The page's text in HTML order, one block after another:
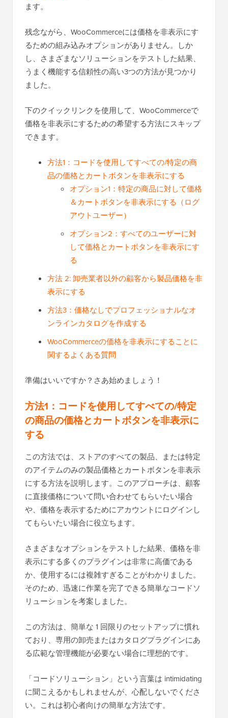
ます。
残念ながら、WooCommerceには価格を非表示にす
るための組み込みオプションがありません。しか
し、さまざまなソリューションをテストした結果、
うまく機能する信頼性の高い3つの方法が見つかり
ました。
下のクイックリンクを使用して、WooCommerceで
価格を非表示にするための希望する方法にスキップ
できます。
方法1：コードを使用してすべての/特定の商
品の価格とカートボタンを非表示にする
オプション1：特定の商品に対して価格
＆カートボタンを非表示にする（ログ
アウトユーザー）
オプション2：すべてのユーザーに対
して価格とカートボタンを非表示にす
る
方法 2: 卸売業者以外の顧客から製品価格を非
表示にする
方法3：価格なしでプロフェッショナルなオ
ンラインカタログを作成する
WooCommerceの価格を非表示にすることに
関するよくある質問
準備はいいですか？さあ始めましょう！
方法1：コードを使用してすべての/特定
の商品の価格とカートボタンを非表示に
する
この方法では、ストアのすべての製品、または特定
のアイテムのみの製品価格とカートボタンを非表示
にする方法を説明します。このアプローチは、顧客
に直接価格について問い合わせてもらいたい場合
や、価格を表示するためにアカウントにログインし
てもらいたい場合に役立ちます。
さまざまなオプションをテストした結果、価格を非
表示にする多くのプラグインは非常に高価である
か、使用するには複雑すぎることがわかりました。
そのため、迅速に作業を完了できる簡単なコードソ
リューションを考案しました。
この方法は、簡単な 1 回限りのセットアップに慣れ
ており、専用の卸売またはカタログプラグインにあ
る広範な管理機能が必要ない場合に理想的です。
「コードソリューション」という言葉は intimidating
に聞こえるかもしれませんが、心配しないでくださ
い。これは初心者向けの簡単な方法です。